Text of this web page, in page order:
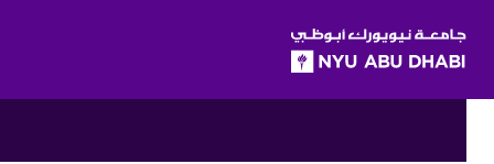
SKIP TO ALL NYU NAVIGATION
SKIP TO MAIN CONTENT